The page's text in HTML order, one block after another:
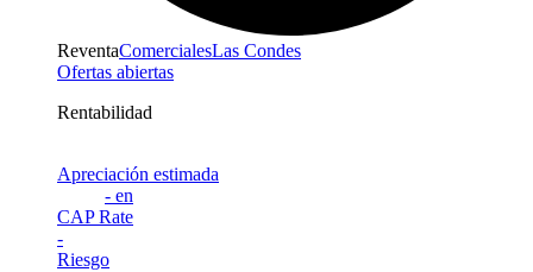
ReventaComercialesLas Condes
Ofertas abiertas
Rentabilidad
Apreciación estimada
- en
CAP Rate
-
Riesgo